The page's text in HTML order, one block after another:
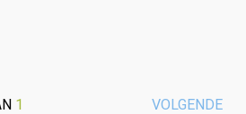
1 VOLGENDE